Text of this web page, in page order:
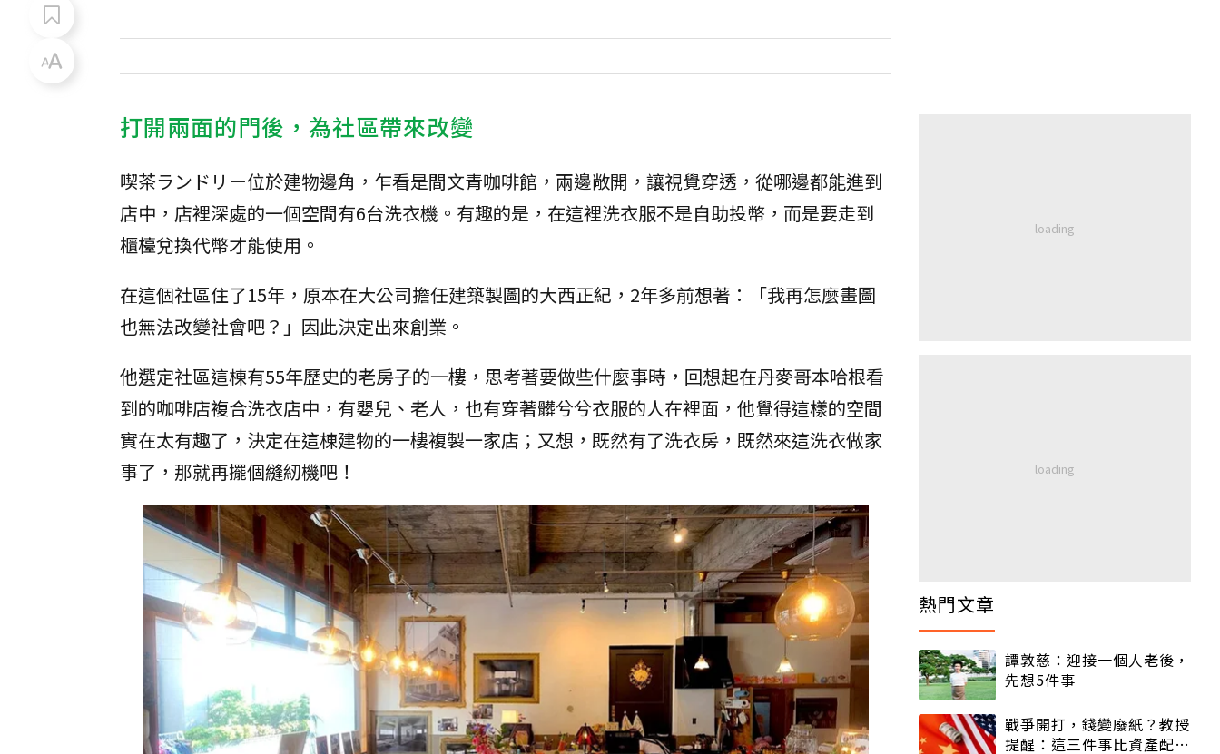
打開兩面的門後，為社區帶來改變
喫茶ランドリー位於建物邊角，乍看是間文青咖啡館，兩邊敞開，讓視覺穿透，從哪邊都能進到
店中，店裡深處的一個空間有6台洗衣機。有趣的是，在這裡洗衣服不是自助投幣，而是要走到
櫃檯兌換代幣才能使用。
在這個社區住了15年，原本在大公司擔任建築製圖的大西正紀，2年多前想著：「我再怎麼畫圖
也無法改變社會吧？」因此決定出來創業。
他選定社區這棟有55年歷史的老房子的一樓，思考著要做些什麼事時，回想起在丹麥哥本哈根看
到的咖啡店複合洗衣店中，有嬰兒、老人，也有穿著髒兮兮衣服的人在裡面，他覺得這樣的空間
實在太有趣了，決定在這棟建物的一樓複製一家店；又想，既然有了洗衣房，既然來這洗衣做家
事了，那就再擺個縫紉機吧！
熱門文章
譚敦慈：迎接一個人老後，
先想5件事
戰爭開打，錢變廢紙？教授
提醒：這三件事比資產配置